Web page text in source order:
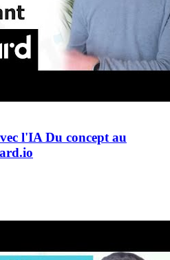
l'IA Du concept au